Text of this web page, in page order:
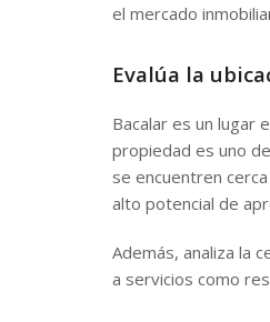
el mercado
Evalúa la
Bacalar es un lugar
propiedad es uno
se encuentren
alto potencial de
Además, analiza la
a servicios como